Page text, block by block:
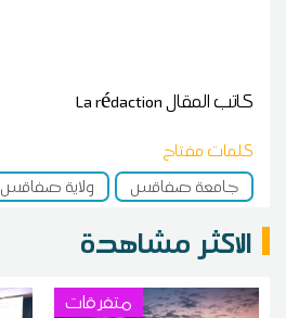
كاتب المقالLa rédaction
كلمات مفتاح
جامعة صفاقس
ولاية صفاقس
الاكثر مشاهدة
متفرقات